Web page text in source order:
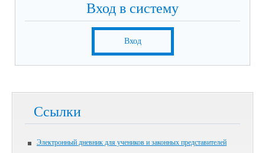
Вход в систему
Вход
Ссылки
Электронный дневник для учеников и законных представителей